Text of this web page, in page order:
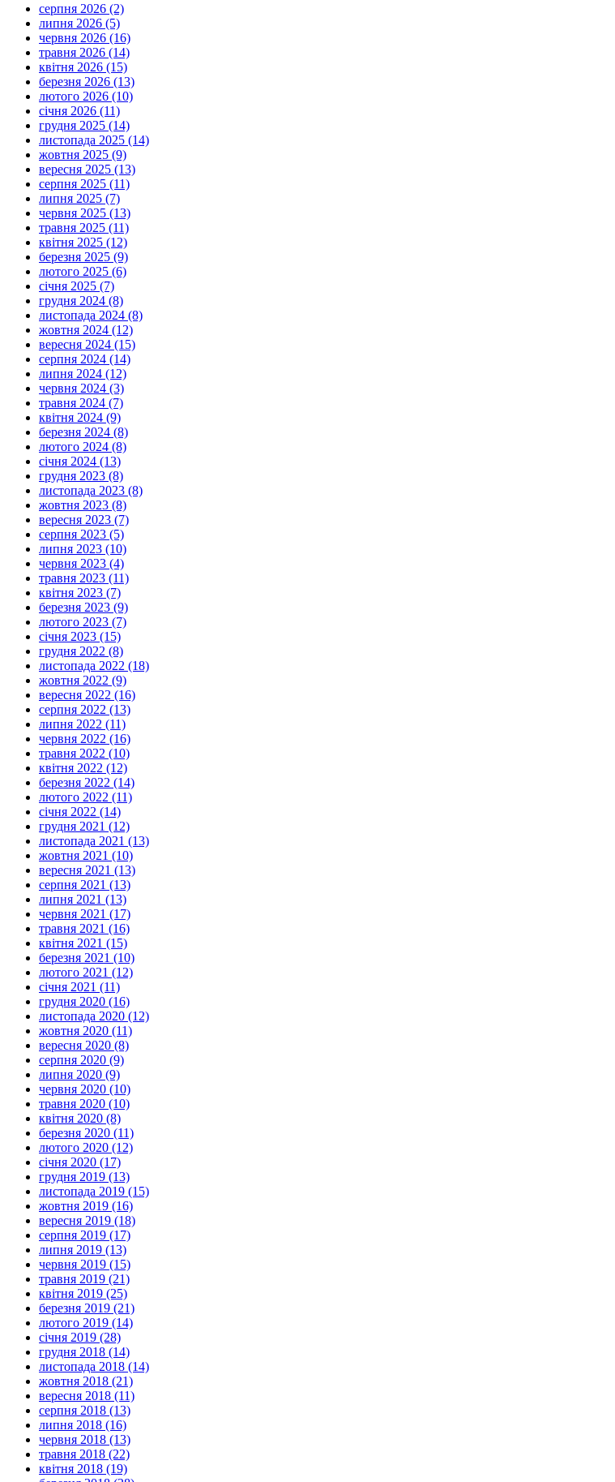
серпня 2026 (2)
липня 2026 (5)
червня 2026 (16)
травня 2026 (14)
квітня 2026 (15)
березня 2026 (13)
лютого 2026 (10)
січня 2026 (11)
грудня 2025 (14)
листопада 2025 (14)
жовтня 2025 (9)
вересня 2025 (13)
серпня 2025 (11)
липня 2025 (7)
червня 2025 (13)
травня 2025 (11)
квітня 2025 (12)
березня 2025 (9)
лютого 2025 (6)
січня 2025 (7)
грудня 2024 (8)
листопада 2024 (8)
жовтня 2024 (12)
вересня 2024 (15)
серпня 2024 (14)
липня 2024 (12)
червня 2024 (3)
травня 2024 (7)
квітня 2024 (9)
березня 2024 (8)
лютого 2024 (8)
січня 2024 (13)
грудня 2023 (8)
листопада 2023 (8)
жовтня 2023 (8)
вересня 2023 (7)
серпня 2023 (5)
липня 2023 (10)
червня 2023 (4)
травня 2023 (11)
квітня 2023 (7)
березня 2023 (9)
лютого 2023 (7)
січня 2023 (15)
грудня 2022 (8)
листопада 2022 (18)
жовтня 2022 (9)
вересня 2022 (16)
серпня 2022 (13)
липня 2022 (11)
червня 2022 (16)
травня 2022 (10)
квітня 2022 (12)
березня 2022 (14)
лютого 2022 (11)
січня 2022 (14)
грудня 2021 (12)
листопада 2021 (13)
жовтня 2021 (10)
вересня 2021 (13)
серпня 2021 (13)
липня 2021 (13)
червня 2021 (17)
травня 2021 (16)
квітня 2021 (15)
березня 2021 (10)
лютого 2021 (12)
січня 2021 (11)
грудня 2020 (16)
листопада 2020 (12)
жовтня 2020 (11)
вересня 2020 (8)
серпня 2020 (9)
липня 2020 (9)
червня 2020 (10)
травня 2020 (10)
квітня 2020 (8)
березня 2020 (11)
лютого 2020 (12)
січня 2020 (17)
грудня 2019 (13)
листопада 2019 (15)
жовтня 2019 (16)
вересня 2019 (18)
серпня 2019 (17)
липня 2019 (13)
червня 2019 (15)
травня 2019 (21)
квітня 2019 (25)
березня 2019 (21)
лютого 2019 (14)
січня 2019 (28)
грудня 2018 (14)
листопада 2018 (14)
жовтня 2018 (21)
вересня 2018 (11)
серпня 2018 (13)
липня 2018 (16)
червня 2018 (13)
травня 2018 (22)
квітня 2018 (19)